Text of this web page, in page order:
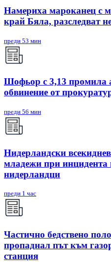
Намериха мароканец с
край Бяла, разследват
преди 53 мин
Шофьор с 3,13 промила
обвинение от
преди 56 мин
Нидерландски
младежи при
нидерландци
преди 1 час
Частично бедствено
пропаднал път към
станция